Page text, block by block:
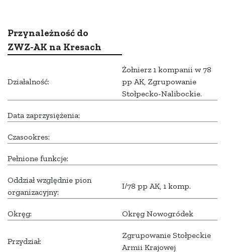
Przynależność do
ZWZ-AK na Kresach
Działalność:
Żołnierz 1 kompanii w 78
pp AK, Zgrupowanie
Stołpecko-Nalibockie.
Data zaprzysiężenia:
Czasookres:
Pełnione funkcje:
Oddział względnie pion
organizacyjny:
I/78 pp AK, 1 komp.
Okręg: Okręg Nowogródek
Przydział:
Zgrupowanie Stołpeckie
Armii Krajowej